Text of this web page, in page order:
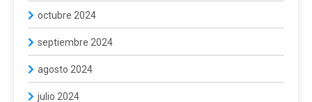
octubre 2024
septiembre 2024
agosto 2024
julio 2024